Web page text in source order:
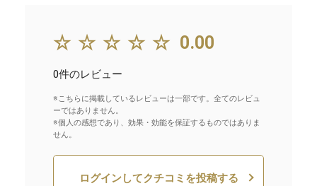
☆☆☆☆☆ 0.00
0件のレビュー
※こちらに掲載しているレビューは一部です。全てのレビュ
ーではありません。
※個人の感想であり、効果・効能を保証するものではありま
せん。
ログインしてクチコミを投稿する